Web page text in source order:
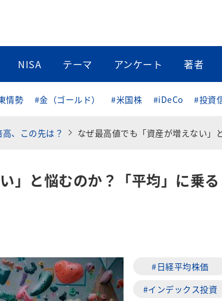
NISA テーマ アンケート 著者
情勢 #金（ゴールド） #米国株 #iDeCo #投資
、この先は？ なぜ最高値でも「資産が増えない」と悩むのか？「平均」に乗るか、「個別」で挑
」と悩むのか？「平均」に乗る
#日経平均株価
#インデックス投資